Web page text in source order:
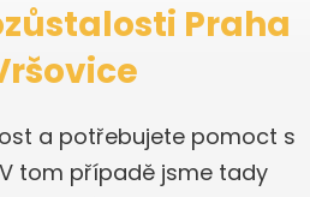
Praha
a potřebujete pomoct s
tom případě jsme tady